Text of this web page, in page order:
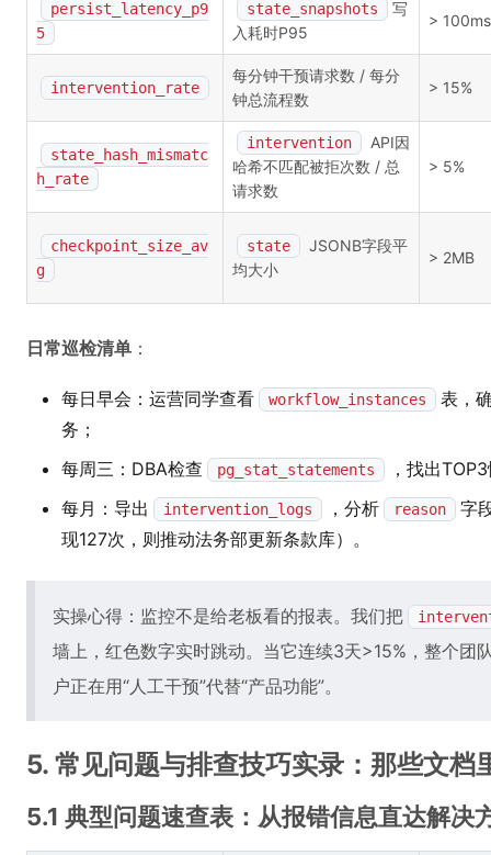
persist_latency_p9
5
state_snapshots
写
入耗时P95
> 100ms
intervention_rate
每分钟干预请求数 / 每分
钟总流程数
> 15%
state_hash_mismatc
h_rate
intervention
API因
哈希不匹配被拒次数 / 总
请求数
> 5%
checkpoint_size_av
g
state
JSONB字段平
均大小
> 2MB
日常巡检清单 ：
每日早会：运营同学查看 workflow_instances
表，
务；
每周三：DBA检查
pg_stat_statements
，找出
每月：导出
intervention_logs ，分析 reason
字
现127次，则推动法务部更新条款库）。
实操心得：监控不是给老板看的报表。我们把
墙上，红色数字实时跳动。当它连续3天>15%，整个
户正在用“人工干预”代替“产品功能”。
5. 常见问题与排查技巧实录：那些文档
5.1 典型问题速查表：从报错信息直达解决